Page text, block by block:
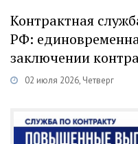
Контрактная
РФ:
заключении
02 июля 2026, Четверг